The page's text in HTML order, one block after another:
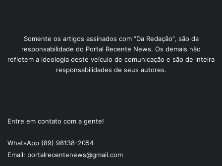
Somente os artigos assinados com “Da Redação”, são da
responsabilidade do Portal Recente News. Os demais não
refletem a ideologia deste veículo de comunicação e são de inteira
responsabilidades de seus autores.
Entre em contato com a gente!
WhatsApp (89) 98138-2054
Email: portalrecentenews@gmail.com